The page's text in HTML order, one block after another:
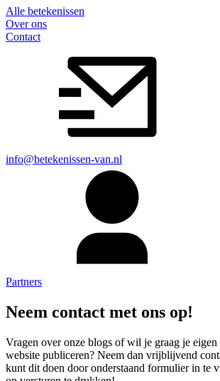
Alle betekenissen
Over ons
Contact
info@betekenissen-van.nl
Partners
Neem contact met ons op!
Vragen over onze blogs of wil je graag je
website publiceren? Neem dan vrijblijvend
kunt dit doen door onderstaand formulier in te